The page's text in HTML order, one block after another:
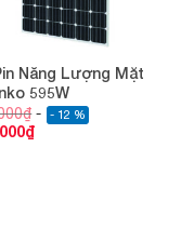
Năng Lượng Mặt
595W
₫ - 12 %
₫